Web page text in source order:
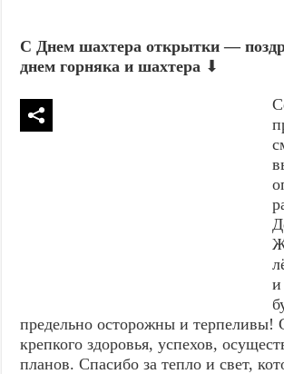
С Днем шахтера открытки —
днем горняка и шахтера ⬇
и
предельно осторожны и терпеливы!
крепкого здоровья, успехов,
планов. Спасибо за тепло и свет,